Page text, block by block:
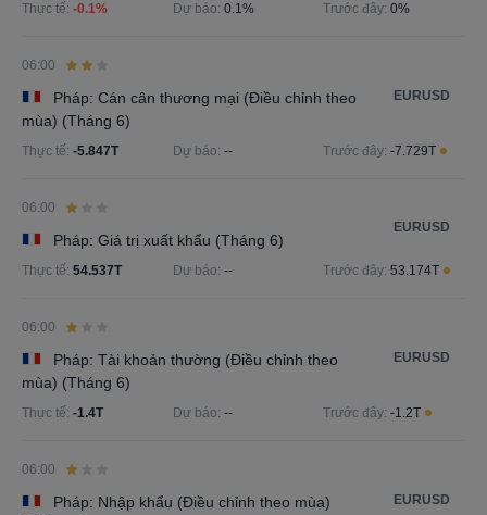
Thực tế: -0.1% Dự báo: 0.1% Trước đây: 0%
06:00
Pháp: Cán cân thương mại (Điều chỉnh theo
mùa) (Tháng 6)
EURUSD
Thực tế: -5.847T Dự báo: -- Trước đây: -7.729T
06:00
Pháp: Giá trị xuất khẩu (Tháng 6)
EURUSD
Thực tế: 54.537T Dự báo: -- Trước đây: 53.174T
06:00
Pháp: Tài khoản thường (Điều chỉnh theo
mùa) (Tháng 6)
EURUSD
Thực tế: -1.4T Dự báo: -- Trước đây: -1.2T
06:00
Pháp: Nhập khẩu (Điều chỉnh theo mùa)
EURUSD